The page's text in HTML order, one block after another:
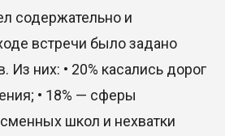
эффективным
общества – эксперт
содержательно и
встречи было задано
Из них: • 20% касались дорог
• 18% — сферы
школ и нехватки